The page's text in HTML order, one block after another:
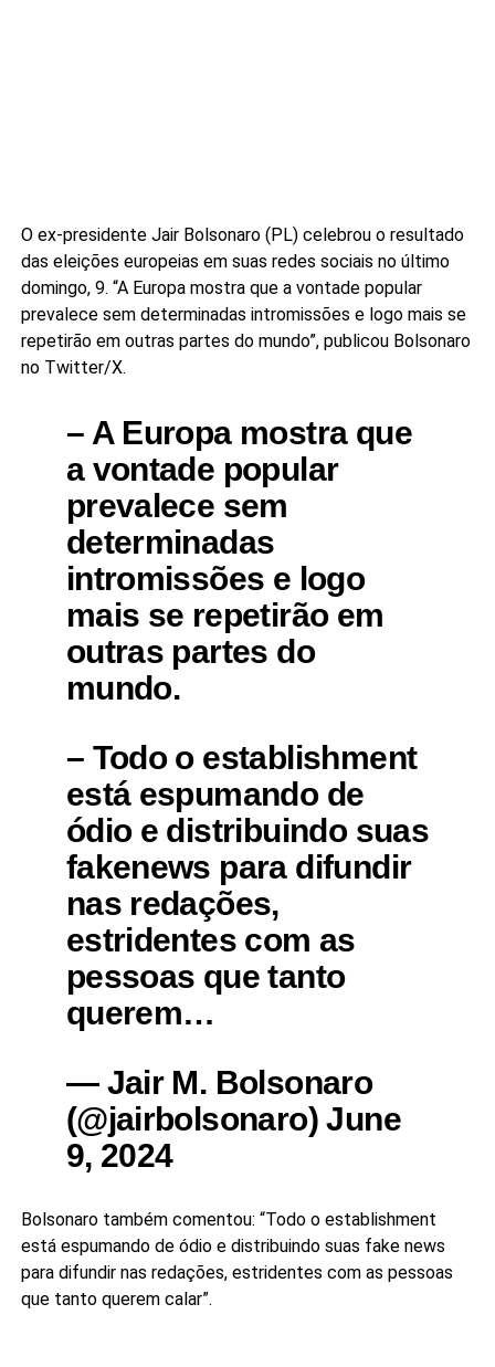
O ex-presidente Jair Bolsonaro (PL) celebrou o resultado
das eleições europeias em suas redes sociais no último
domingo, 9. “A Europa mostra que a vontade popular
prevalece sem determinadas intromissões e logo mais se
repetirão em outras partes do mundo”, publicou Bolsonaro
no Twitter/X.
– A Europa mostra que
a vontade popular
prevalece sem
determinadas
intromissões e logo
mais se repetirão em
outras partes do
mundo.
– Todo o establishment
está espumando de
ódio e distribuindo suas
fakenews para difundir
nas redações,
estridentes com as
pessoas que tanto
querem…
— Jair M. Bolsonaro
(@jairbolsonaro) June
9, 2024
Bolsonaro também comentou: “Todo o establishment
está espumando de ódio e distribuindo suas fake news
para difundir nas redações, estridentes com as pessoas
que tanto querem calar”.